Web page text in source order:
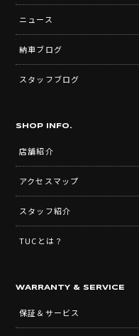
ニュース
納車ブログ
スタッフブログ
SHOP INFO.
店舗紹介
アクセスマップ
スタッフ紹介
TUCとは？
WARRANTY & SERVICE
保証＆サービス